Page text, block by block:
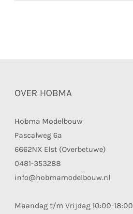
OVER HOBMA
Hobma Modelbouw
Pascalweg 6a
6662NX Elst (Overbetuwe)
0481-353288
info@hobmamodelbouw.nl
Maandag t/m Vrijdag 10:00-18:00